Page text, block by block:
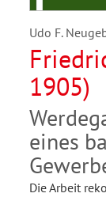
Udo F.
1905)
eines
Die Arbeit